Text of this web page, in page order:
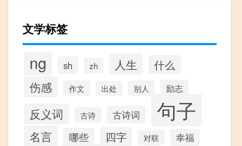
文学标签
ng sh zh 人生 什么
伤感 作文 出处 别人 励志
反义词 古诗 古诗词 句子
名言 哪些 四字 对联 幸福